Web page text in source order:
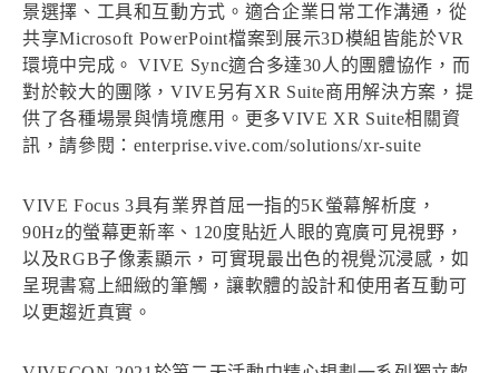
景選擇、工具和互動方式。適合企業日常工作溝通，從
共享Microsoft PowerPoint檔案到展示3D模組皆能於VR
環境中完成。 VIVE Sync適合多達30人的團體協作，而
對於較大的團隊，VIVE另有XR Suite商用解決方案，提
供了各種場景與情境應用。更多VIVE XR Suite相關資
訊，請參閱：enterprise.vive.com/solutions/xr-suite
VIVE Focus 3具有業界首屈一指的5K螢幕解析度，
90Hz的螢幕更新率、120度貼近人眼的寬廣可見視野，
以及RGB子像素顯示，可實現最出色的視覺沉浸感，如
呈現書寫上細緻的筆觸，讓軟體的設計和使用者互動可
以更趨近真實。